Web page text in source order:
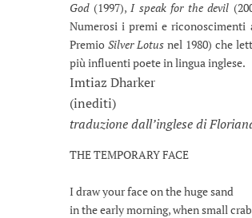
God(1997),I speak for the devil
Numerosi i premi e
Premio Silver Lotus nel 1980) che
più influenti poete in lingua inglese.
Imtiaz Dharker
(inediti)
traduzione dall’inglese di
THE TEMPORARY FACE
I draw your face on the huge sand
in the early morning, when small